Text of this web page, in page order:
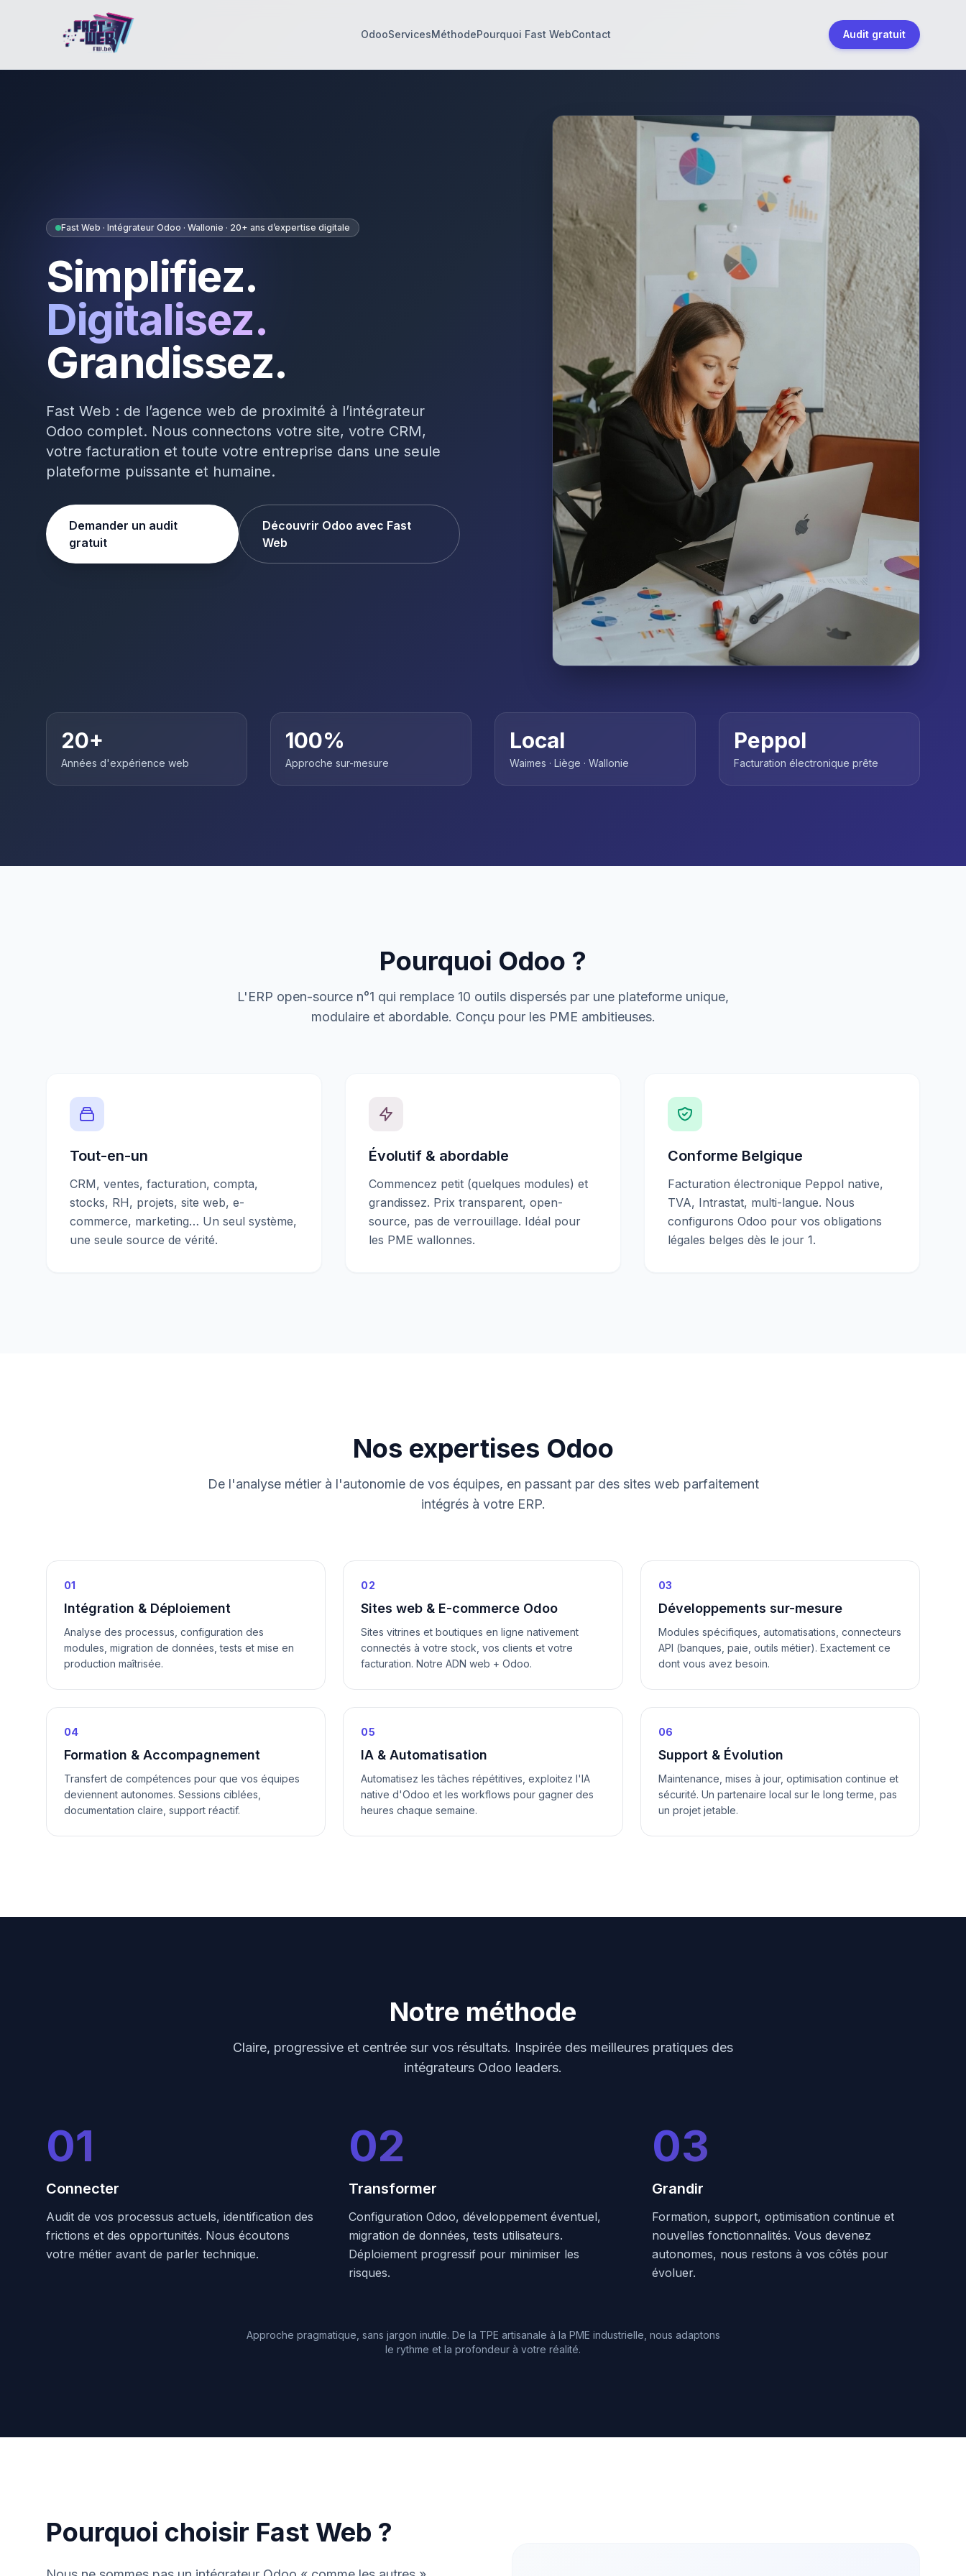
OdooServicesMéthodePourquoi Fast WebContact Audit gratuit
Fast Web · Intégrateur Odoo · Wallonie · 20+ ans d’expertise digitale
Simplifiez.
Digitalisez.
Grandissez.
Fast Web : de l’agence web de proximité à l’intégrateur
Odoo complet. Nous connectons votre site, votre CRM,
votre facturation et toute votre entreprise dans une seule
plateforme puissante et humaine.
Demander un audit
gratuit
Découvrir Odoo avec Fast
Web
20+
Années d'expérience web
100%
Approche sur-mesure
Local
Waimes · Liège · Wallonie
Peppol
Facturation électronique prête
Pourquoi Odoo ?
L'ERP open-source n°1 qui remplace 10 outils dispersés par une plateforme unique,
modulaire et abordable. Conçu pour les PME ambitieuses.
Tout-en-un
CRM, ventes, facturation, compta,
stocks, RH, projets, site web, e-
commerce, marketing… Un seul système,
une seule source de vérité.
Évolutif & abordable
Commencez petit (quelques modules) et
grandissez. Prix transparent, open-
source, pas de verrouillage. Idéal pour
les PME wallonnes.
Conforme Belgique
Facturation électronique Peppol native,
TVA, Intrastat, multi-langue. Nous
configurons Odoo pour vos obligations
légales belges dès le jour 1.
Nos expertises Odoo
De l'analyse métier à l'autonomie de vos équipes, en passant par des sites web parfaitement
intégrés à votre ERP.
01
Intégration & Déploiement
Analyse des processus, configuration des
modules, migration de données, tests et mise en
production maîtrisée.
02
Sites web & E-commerce Odoo
Sites vitrines et boutiques en ligne nativement
connectés à votre stock, vos clients et votre
facturation. Notre ADN web + Odoo.
03
Développements sur-mesure
Modules spécifiques, automatisations, connecteurs
API (banques, paie, outils métier). Exactement ce
dont vous avez besoin.
04
Formation & Accompagnement
Transfert de compétences pour que vos équipes
deviennent autonomes. Sessions ciblées,
documentation claire, support réactif.
05
IA & Automatisation
Automatisez les tâches répétitives, exploitez l'IA
native d'Odoo et les workflows pour gagner des
heures chaque semaine.
06
Support & Évolution
Maintenance, mises à jour, optimisation continue et
sécurité. Un partenaire local sur le long terme, pas
un projet jetable.
Notre méthode
Claire, progressive et centrée sur vos résultats. Inspirée des meilleures pratiques des
intégrateurs Odoo leaders.
01
Connecter
Audit de vos processus actuels, identification des
frictions et des opportunités. Nous écoutons
votre métier avant de parler technique.
02
Transformer
Configuration Odoo, développement éventuel,
migration de données, tests utilisateurs.
Déploiement progressif pour minimiser les
risques.
03
Grandir
Formation, support, optimisation continue et
nouvelles fonctionnalités. Vous devenez
autonomes, nous restons à vos côtés pour
évoluer.
Approche pragmatique, sans jargon inutile. De la TPE artisanale à la PME industrielle, nous adaptons
le rythme et la profondeur à votre réalité.
Pourquoi choisir Fast Web ?